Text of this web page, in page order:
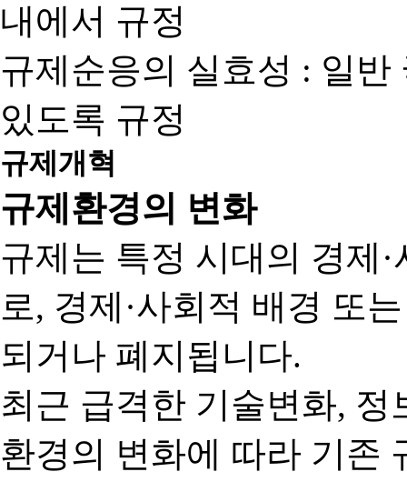
내에서 규정
규제순응의 실효성 : 일
있도록 규정
규제개혁
규제환경의 변화
규제는 특정 시대의 경제
로, 경제·사회적 배경 또
되거나 폐지됩니다.
최근 급격한 기술변화,
환경의 변화에 따라 기존